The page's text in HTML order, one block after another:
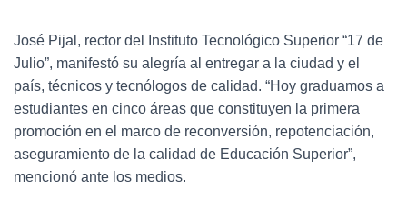
José Pijal, rector del Instituto Tecnológico Superior “17 de
Julio”, manifestó su alegría al entregar a la ciudad y el
país, técnicos y tecnólogos de calidad. “Hoy graduamos a
estudiantes en cinco áreas que constituyen la primera
promoción en el marco de reconversión, repotenciación,
aseguramiento de la calidad de Educación Superior”,
mencionó ante los medios.